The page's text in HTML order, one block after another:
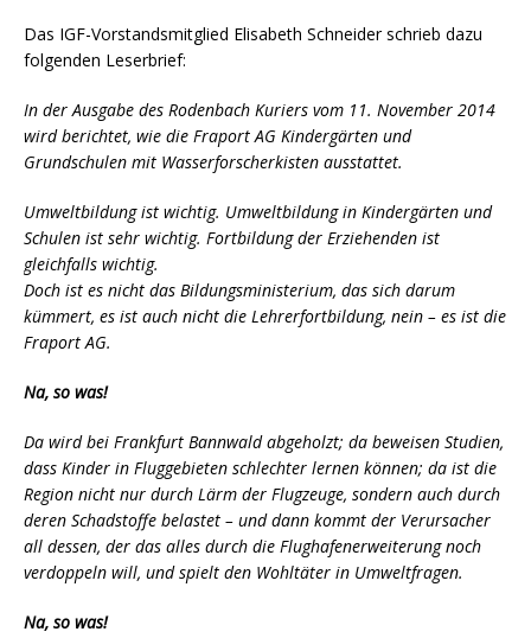
Das IGF-Vorstandsmitglied Elisabeth Schneider schrieb dazu
folgenden Leserbrief:
In der Ausgabe des Rodenbach Kuriers vom 11. November 2014
wird berichtet, wie die Fraport AG Kindergärten und
Grundschulen mit Wasserforscherkisten ausstattet.
Umweltbildung ist wichtig. Umweltbildung in Kindergärten und
Schulen ist sehr wichtig. Fortbildung der Erziehenden ist
gleichfalls wichtig.
Doch ist es nicht das Bildungsministerium, das sich darum
kümmert, es ist auch nicht die Lehrerfortbildung, nein – es ist die
Fraport AG.
Na, so was!
Da wird bei Frankfurt Bannwald abgeholzt; da beweisen Studien,
dass Kinder in Fluggebieten schlechter lernen können; da ist die
Region nicht nur durch Lärm der Flugzeuge, sondern auch durch
deren Schadstoffe belastet – und dann kommt der Verursacher
all dessen, der das alles durch die Flughafenerweiterung noch
verdoppeln will, und spielt den Wohltäter in Umweltfragen.
Na, so was!